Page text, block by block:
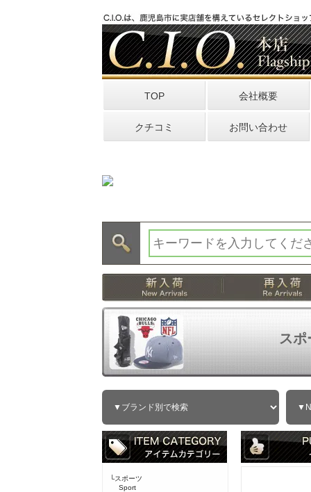
TOP 会社概要
クチコミ お問い合わせ
スポ
└スポーツ
Sport